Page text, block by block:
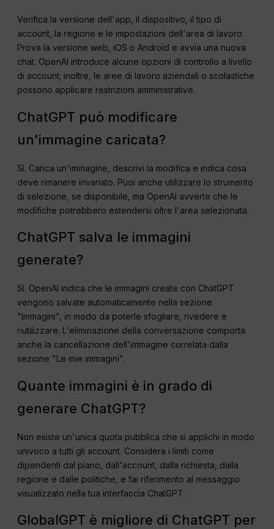
Verifica la versione dell'app, il dispositivo, il tipo di
account, la regione e le impostazioni dell'area di lavoro.
Prova la versione web, iOS o Android e avvia una nuova
chat. OpenAI introduce alcune opzioni di controllo a livello
di account; inoltre, le aree di lavoro aziendali o scolastiche
possono applicare restrizioni amministrative.
ChatGPT può modificare
un'immagine caricata?
Sì. Carica un'immagine, descrivi la modifica e indica cosa
deve rimanere invariato. Puoi anche utilizzare lo strumento
di selezione, se disponibile, ma OpenAI avverte che le
modifiche potrebbero estendersi oltre l'area selezionata.
ChatGPT salva le immagini
generate?
Sì. OpenAI indica che le immagini create con ChatGPT
vengono salvate automaticamente nella sezione
"Immagini", in modo da poterle sfogliare, rivedere e
riutilizzare. L'eliminazione della conversazione comporta
anche la cancellazione dell'immagine correlata dalla
sezione "Le mie immagini".
Quante immagini è in grado di
generare ChatGPT?
Non esiste un'unica quota pubblica che si applichi in modo
univoco a tutti gli account. Considera i limiti come
dipendenti dal piano, dall'account, dalla richiesta, dalla
regione e dalle politiche, e fai riferimento al messaggio
visualizzato nella tua interfaccia ChatGPT.
GlobalGPT è migliore di ChatGPT per